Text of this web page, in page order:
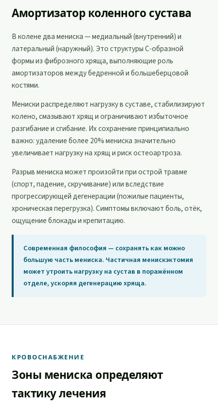
Амортизатор коленного сустава
В колене два мениска — медиальный (внутренний) и
латеральный (наружный). Это структуры C-образной
формы из фиброзного хряща, выполняющие роль
амортизаторов между бедренной и большеберцовой
костями.
Мениски распределяют нагрузку в суставе, стабилизируют
колено, смазывают хрящ и ограничивают избыточное
разгибание и сгибание. Их сохранение принципиально
важно: удаление более 20% мениска значительно
увеличивает нагрузку на хрящ и риск остеоартроза.
Разрыв мениска может произойти при острой травме
(спорт, падение, скручивание) или вследствие
прогрессирующей дегенерации (пожилые пациенты,
хроническая перегрузка). Симптомы включают боль, отёк,
ощущение блокады и крепитацию.
Современная философия — сохранять как можно
большую часть мениска. Частичная менискэктомия
может утроить нагрузку на сустав в поражённом
отделе, ускоряя дегенерацию хряща.
КРОВОСНАБЖЕНИЕ
Зоны мениска определяют
тактику лечения